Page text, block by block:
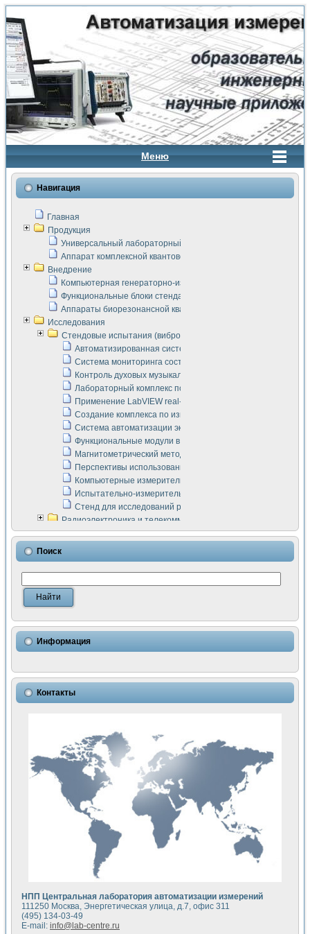
Меню
Навигация
Главная
Продукция
Универсальный лабораторный стенд "Сигнал-USB"
Аппарат комплексной квантовой терапии Интроскан
Внедрение
Компьютерная генераторно-измерительная система
Функциональные блоки стенда "Сигнал-USB"
Аппараты биорезонансной квантовой терапии серии СКАН
Исследования
Стендовые испытания (виброакустика, тензометрия и т.п.)
Автоматизированная система измерения параметров
Система мониторинга состояния тяговых
Контроль духовых музыкальных инструментов
Лабораторный комплекс по исследованию элементной
Применение LabVIEW real-time module для
Создание комплекса по измерению скорости подвижного
Система автоматизации экспериментальных
Функциональные модули в стандарте Nl SCXI для
Магнитометрический метод в дефектоскопии сварных
Перспективы использования машинного зрения в
Компьютерные измерительные системы для
Испытательно-измерительный комплекс аппаратуры для
Стенд для исследований рабочих процессов ДВС в
Радиоэлектроника и телекоммуникации
LabVIEW в расчетах радиолиний систем передачи данных
Аппаратно-программный комплекс для исследования
Виртуальный лабораторный стенд для исследования
Измерение шумовых параметров операционных
Измерительный преобразователь на основе цифровой
Использование NI LabVIEW для математического
Исследовние возможности создания измерителя ВАХ
Математическое моделирование генератора сигналов -
Применение осциллографического модуля с высоким
Симуляция отклика импульсного радиолокационного
Автоматизация формирования уравнений состояния для
Разработка автоматизированного стенда для измерения
Применение среды LabVIEW для построения картины
Портативная система для определения показателей
Использование LabVIEW для управления источником
Устройство для снятия вольт-амперных характеристик
Передовые научные технологии: нано-, фемто-,
Автоматизированная установка по измерению временных
Автоматизированный лабораторный комплекс на базе
Визуализация моделирования и оптимизации тепловой
Виртуальный прибор для исследования функциональных
Исследование возможности создания экономичного
Исследование кинетики движения макрочастиц в
Метод прогнозирования свойств дисперсных продуктов
Недорогая система управления сверхпроводящим
Применение технологий NI в курсе экспериментальной
Поиск
Информация
Контакты
НПП Центральная лаборатория автоматизации измерений
111250 Москва, Энергетическая улица, д.7, офис 311
(495) 134-03-49
E-mail: info@lab-centre.ru